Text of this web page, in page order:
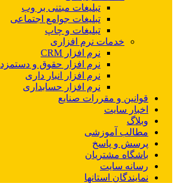
تبلیغات مبتنی بر وب
تبلیغات جوامع اجتماعی
تبلیغات و چاپ
خدمات نرم افزاری
نرم افزار CRM
نرم افزار حقوق و دستمزد
نرم افزار انبار داری
نرم افزار حسابداری
قوانین و مقررات صنایع
اخبار سایت
وبلاگ
مطالب آموزشی
پرسش و پاسخ
باشگاه مشتریان
رسانه سایت
نمایندگان استانها